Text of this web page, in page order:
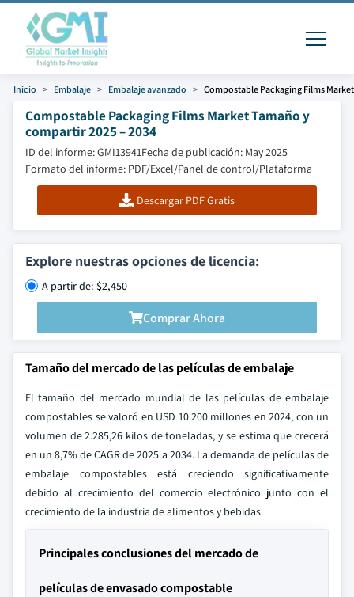
Inicio Embalaje Embalaje avanzado Compostable Packaging Films Market
Compostable Packaging Films Market Tamaño y
compartir 2025 – 2034
ID del informe: GMI13941Fecha de publicación: May 2025
Formato del informe: PDF/Excel/Panel de control/Plataforma
Descargar PDF Gratis
Explore nuestras opciones de licencia:
A partir de: $2,450
Comprar Ahora
Tamaño del mercado de las películas de embalaje
El tamaño del mercado mundial de las películas de embalaje
compostables se valoró en USD 10.200 millones en 2024, con un
volumen de 2.285,26 kilos de toneladas, y se estima que crecerá
en un 8,7% de CAGR de 2025 a 2034. La demanda de películas de
embalaje compostables está creciendo significativamente
debido al crecimiento del comercio electrónico junto con el
crecimiento de la industria de alimentos y bebidas.
Principales conclusiones del mercado de
películas de envasado compostable